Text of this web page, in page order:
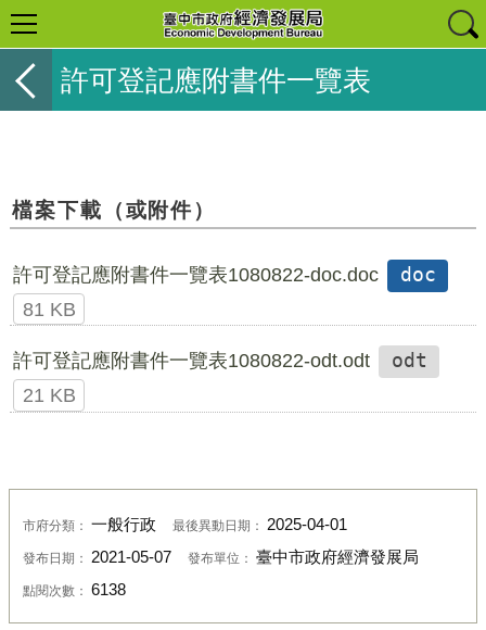
許可登記應附書件一覽表
檔案下載（或附件）
許可登記應附書件一覽表1080822-doc.doc
doc
81 KB
許可登記應附書件一覽表1080822-odt.odt
odt
21 KB
市府分類： 一般行政 最後異動日期： 2025-04-01
發布日期： 2021-05-07 發布單位： 臺中市政府經濟發展局
點閱次數： 6138